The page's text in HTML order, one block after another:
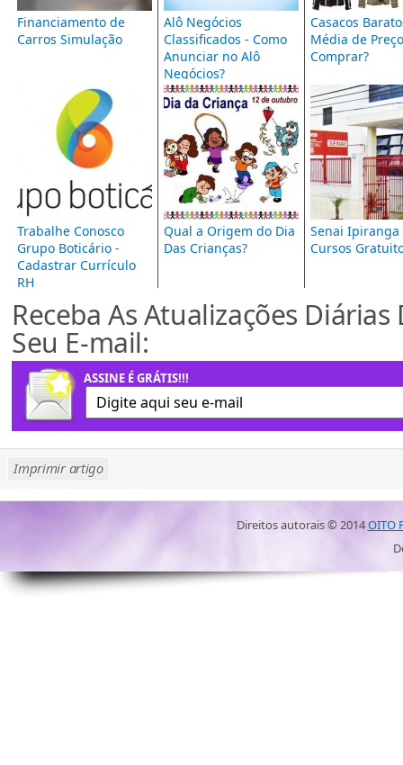
Financiamento de
Carros Simulação
Alô Negócios
Classificados - Como
Anunciar no Alô
Negócios?
Casacos
Média de
Comprar?
Trabalhe Conosco
Grupo Boticário -
Cadastrar Currículo
RH
Qual a Origem do Dia
Das Crianças?
Senai Ipiranga
Cursos
Receba As Atualizações
Seu E-mail:
ASSINE É GRÁTIS!!!
Imprimir artigo
Direitos autorais © 2014OITO